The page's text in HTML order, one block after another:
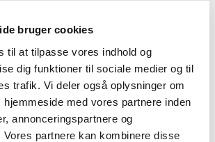
bruger cookies
til at tilpasse vores indhold og
dig funktioner til sociale medier og til
trafik. Vi deler også oplysninger om
hjemmeside med vores partnere inden
annonceringspartnere og
Vores partnere kan kombinere disse
har udstedt et påbud om, at
må udlevere én pakning ad …
tilskud til
Vydura bortfalder den 25.